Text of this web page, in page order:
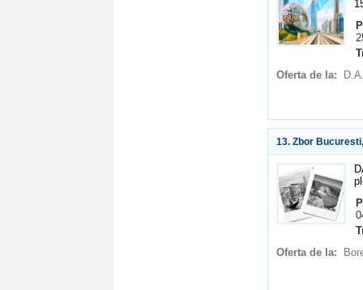
Oferta de la:
13. Zbor
Oferta de la: